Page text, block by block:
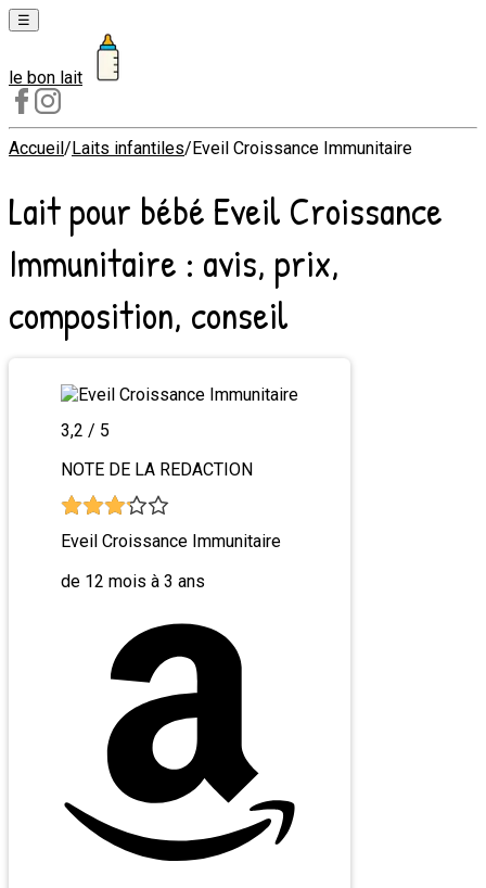
☰
Laits
1er
âge
2e
âge
Laits
croissance
le bon lait
Accueil/Laits infantiles/Eveil Croissance Immunitaire
Lait pour bébé Eveil Croissance
Immunitaire : avis, prix,
composition, conseil
3,2 / 5
NOTE DE LA REDACTION
Eveil Croissance Immunitaire
de 12 mois à 3 ans